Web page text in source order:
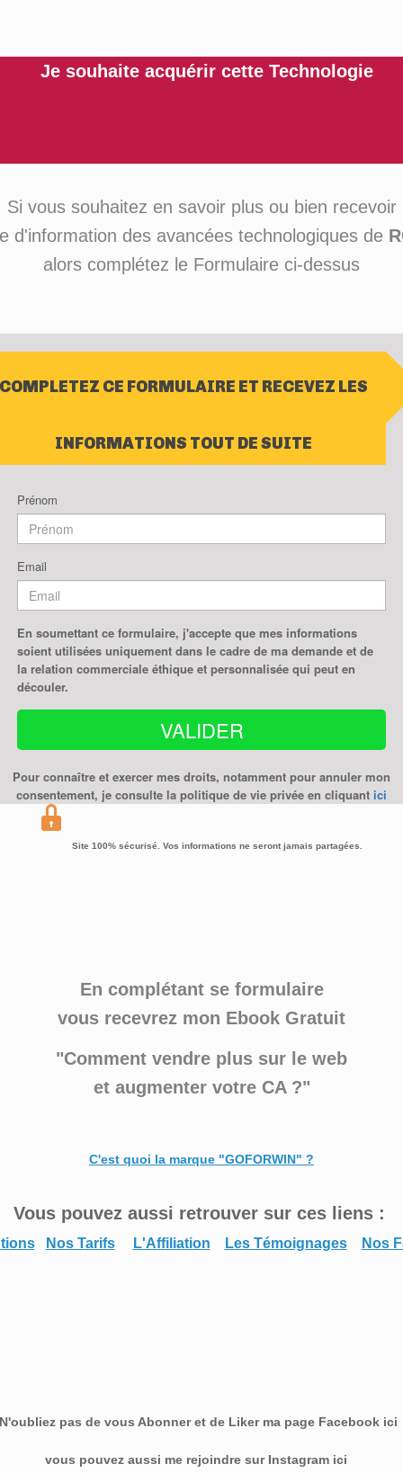
Je souhaite acquérir cette Technologie
Si vous souhaitez en savoir plus ou bien recevoir
d'information des avancées technologiques de
alors complétez le Formulaire ci-dessus
COMPLETEZ CE FORMULAIRE ET RECEVEZ LES
INFORMATIONS TOUT DE SUITE
Prénom
Email
En soumettant ce formulaire, j'accepte que mes informations
soient utilisées uniquement dans le cadre de ma demande et de
la relation commerciale éthique et personnalisée qui peut en
découler.
VALIDER
Pour connaître et exercer mes droits, notamment pour annuler mon
consentement, je consulte la politique de vie privée en cliquant ici
Site 100% sécurisé. Vos informations ne seront jamais partagées.
En complétant se formulaire
vous recevrez mon Ebook Gratuit
"Comment vendre plus sur le web
et augmenter votre CA ?"
C'est quoi la marque "GOFORWIN" ?
Vous pouvez aussi retrouver sur ces liens :
Nos Tarifs L'Affiliation Les Témoignages Nos
pas de vous Abonner et de Liker ma page Facebook
vous pouvez aussi me rejoindre sur Instagram ici